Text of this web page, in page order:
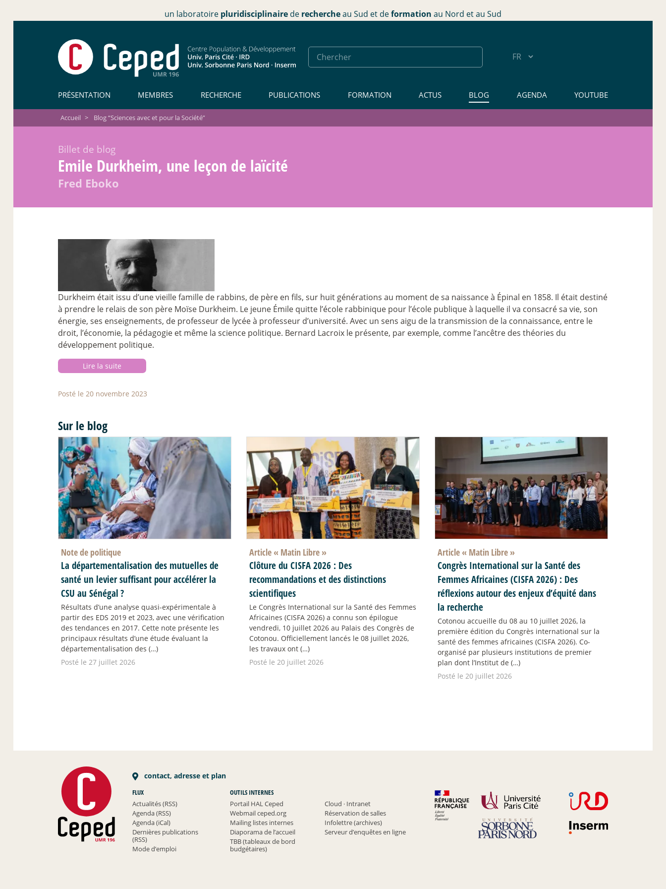
un laboratoire pluridisciplinaire de rechercheau Sud et deformation au Nord et au Sud
PRÉSENTATION MEMBRES RECHERCHE PUBLICATIONS FORMATION ACTUS BLOG AGENDA YOUTUBE
Accueil > Blog “Sciences avec et pour la Société”
Billet de blog
Emile Durkheim, une leçon de laïcité
Fred Eboko
Durkheim était issu d’une vieille famille de rabbins, de père en fils, sur huit générations au moment de sa naissance à Épinal en 1858. Il était destiné
à prendre le relais de son père Moïse Durkheim. Le jeune Émile quitte l’école rabbinique pour l’école publique à laquelle il va consacré sa vie, son
énergie, ses enseignements, de professeur de lycée à professeur d’université. Avec un sens aigu de la transmission de la connaissance, entre le
droit, l’économie, la pédagogie et même la science politique. Bernard Lacroix le présente, par exemple, comme l’ancêtre des théories du
développement politique.
Lire la suite
Posté le 20 novembre 2023
Sur le blog
Note de politique
La départementalisation des mutuelles de
santé un levier suffisant pour accélérer la
CSU au Sénégal?
Résultats d’une analyse quasi-expérimentale à
partir des EDS 2019 et 2023, avec une vérification
des tendances en 2017. Cette note présente les
principaux résultats d’une étude évaluant la
départementalisation des (…)
Posté le 27 juillet 2026
Article « Matin Libre »
Clôture du CISFA 2026 : Des
recommandations et des distinctions
scientifiques
Le Congrès International sur la Santé des Femmes
Africaines (CISFA 2026) a connu son épilogue
vendredi, 10 juillet 2026 au Palais des Congrès de
Cotonou. Officiellement lancés le 08 juillet 2026,
les travaux ont (…)
Posté le 20 juillet 2026
Article « Matin Libre »
Congrès International sur la Santé des
Femmes Africaines (CISFA 2026) : Des
réflexions autour des enjeux d’équité dans
la recherche
Cotonou accueille du 08 au 10 juillet 2026, la
première édition du Congrès international sur la
santé des femmes africaines (CISFA 2026). Co-
organisé par plusieurs institutions de premier
plan dont l’Institut de (…)
Posté le 20 juillet 2026
contact, adresse et plan
FLUX
Actualités (RSS)
Agenda (RSS)
Agenda (iCal)
Dernières publications
(RSS)
Mode d’emploi
OUTILS INTERNES
Portail HAL Ceped
Cloud · Intranet
Webmail ceped.org
Réservation de salles
Mailing listes internes
Infolettre (archives)
Diaporama de l’accueil
Serveur d’enquêtes en ligne
TBB (tableaux de bord
budgétaires)